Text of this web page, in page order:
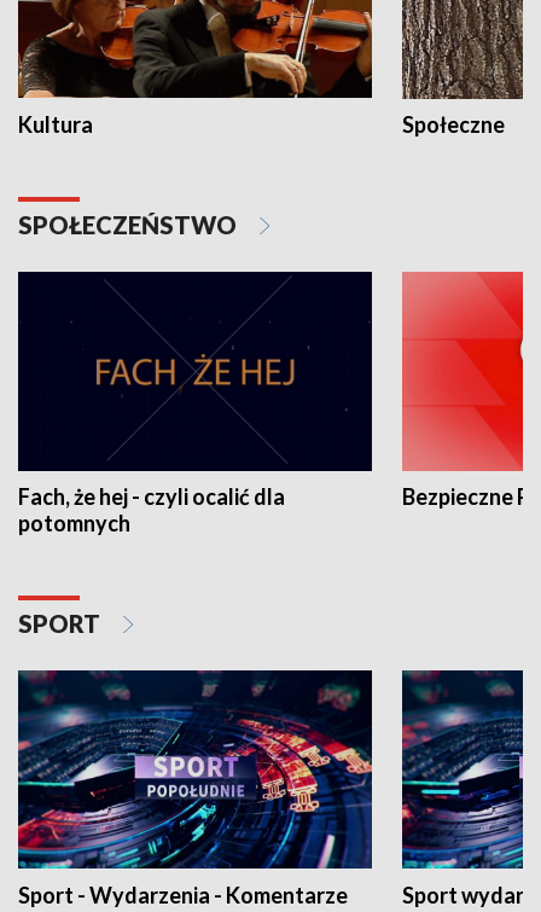
Kultura Społeczne
SPOŁECZEŃSTWO
Fach, że hej - czyli ocalić dla
potomnych
Bezpieczne
SPORT
Sport - Wydarzenia - Komentarze Sport